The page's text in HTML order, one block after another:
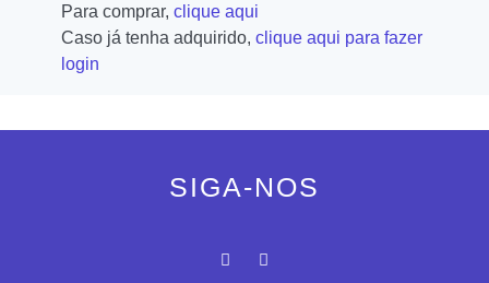
Para comprar, clique aqui
Caso já tenha adquirido, clique aqui para fazer
login
SIGA-NOS